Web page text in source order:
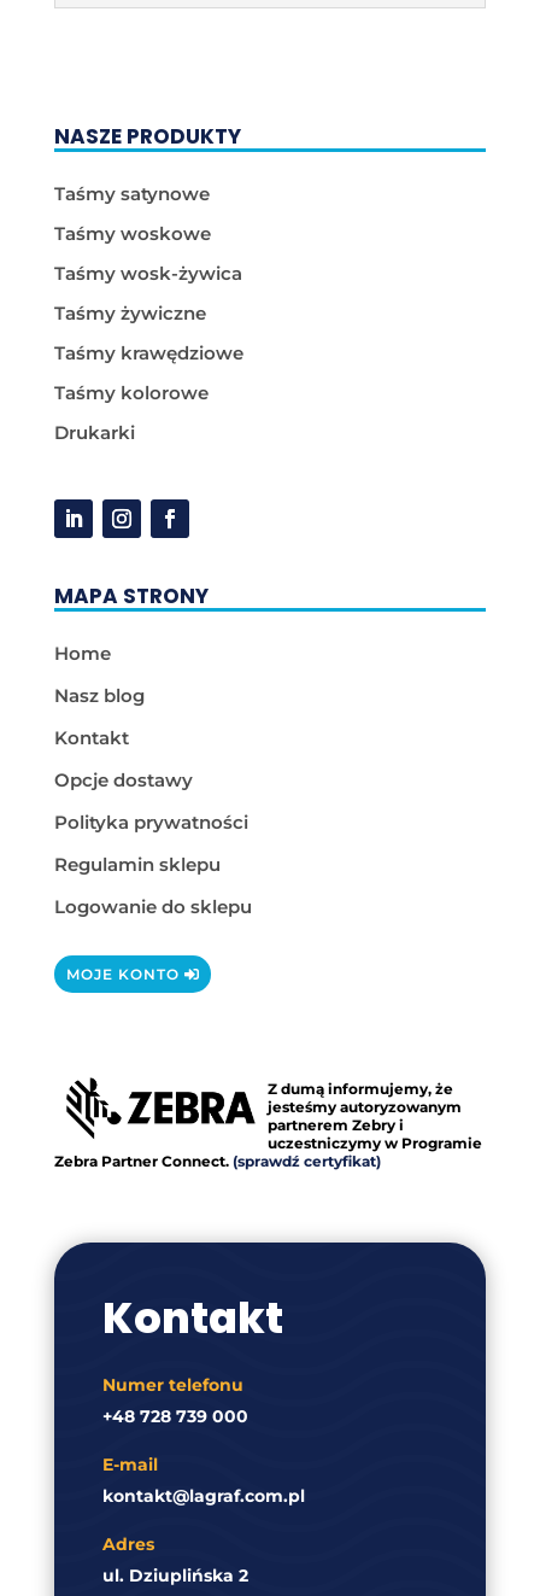
NASZE PRODUKTY
Taśmy satynowe
Taśmy woskowe
Taśmy wosk-żywica
Taśmy żywiczne
Taśmy krawędziowe
Taśmy kolorowe
Drukarki
MAPA STRONY
Home
Nasz blog
Kontakt
Opcje dostawy
Polityka prywatności
Regulamin sklepu
Logowanie do sklepu
MOJE KONTO
Z dumą informujemy, że
jesteśmy autoryzowanym
partnerem Zebry i
uczestniczymy w Programie
Zebra Partner Connect. (sprawdź certyfikat)
Kontakt
Numer telefonu
+48 728 739 000
E-mail
kontakt@lagraf.com.pl
Adres
ul. Dziuplińska 2